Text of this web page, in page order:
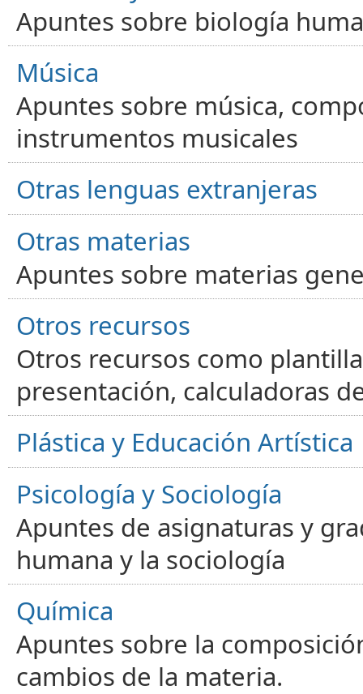
Apuntes sobre biología
Música
Apuntes sobre música,
instrumentos musicales
Otras lenguas extranjeras
Otras materias
Apuntes sobre materias
Otros recursos
Otros recursos como
presentación, calculadoras
Plástica y Educación Artística
Psicología y Sociología
Apuntes de asignaturas y
humana y la sociología
Química
Apuntes sobre la
cambios de la materia.